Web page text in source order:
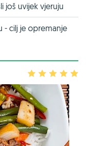
još uvijek vjeruju
- cilj je opremanje
2 3 4